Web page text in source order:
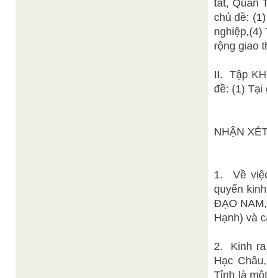
tát, Quan
chủ đề:
nghiệp,(4)
rộng giao
II. Tập
đề: (1) Tại
NHẬN
1. Về
quyển
ĐẠO
Hạnh) và
2. Kinh ra
Hạc
Tỉnh là